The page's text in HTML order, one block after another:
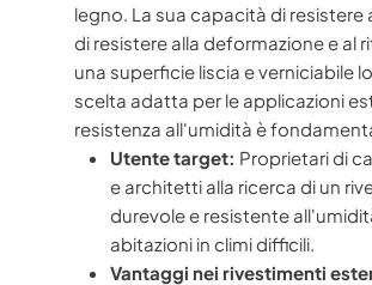
legno. La sua capacità di resistere
di resistere alla deformazione e al
una superficie liscia e verniciabile
scelta adatta per le applicazioni
resistenza all'umidità è
Utente target: Proprietari di
e architetti alla ricerca di un
durevole e resistente
abitazioni in climi difficili.
Vantaggi nei rivestimenti